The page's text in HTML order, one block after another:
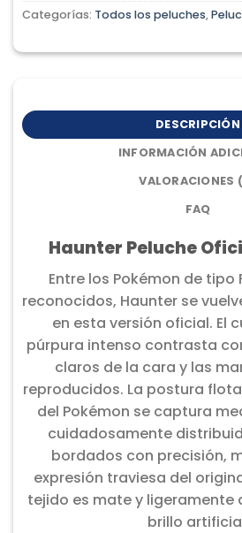
Categorías: Todos los peluches,
DESCRIPCIÓN
INFORMACIÓN
VALORACIONES
FAQ
Haunter Peluche
Entre los Pokémon de
reconocidos, Haunter se
en esta versión oficial. El
púrpura intenso contrasta
claros de la cara y las
reproducidos. La postura
del Pokémon se captura
cuidadosamente
bordados con precisión,
expresión traviesa del
tejido es mate y ligeramente
brillo